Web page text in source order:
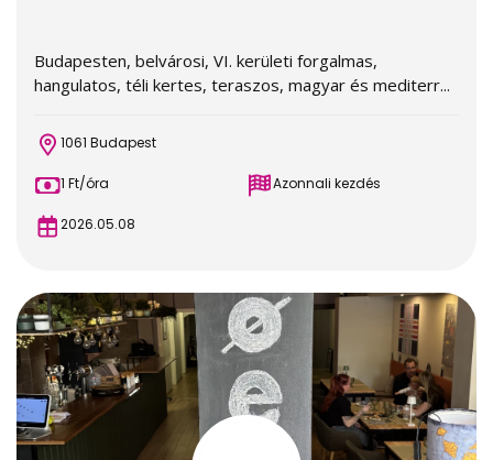
Budapesten, belvárosi, VI. kerületi forgalmas,
hangulatos, téli kertes, teraszos, magyar és mediterr...
1061 Budapest
1 Ft/óra Azonnali kezdés
2026.05.08